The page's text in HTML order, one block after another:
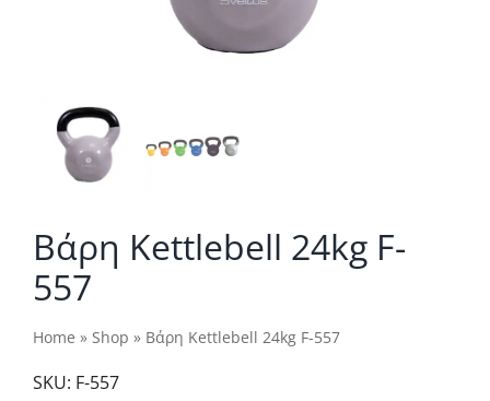
Βάρη Kettlebell 24kg F-
557
Home » Shop » Βάρη Kettlebell 24kg F-557
SKU: F-557